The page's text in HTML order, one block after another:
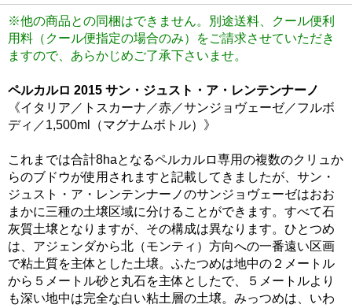
※他の商品との同梱はできません。別途送料、クール便利
用料（クール便指定の場合のみ）をご請求させていただき
ますので、あらかじめご了承下さいませ。
ペルカルロ 2015 サン・ジュスト・ア・レンテンナーノ
《イタリア／トスカーナ／赤／サンジョヴェーゼ／フルボ
ディ／1,500ml（マグナムボトル）》
これまでは合計8haとなるペルカルロ専用の複数のクリュか
らのブドウが使用されますと記載してきましたが、サン・
ジュスト・ア・レンテンナーノのサンジョヴェーゼはおお
まかに三種の土壌区域に分けることができます。すべて石
灰質土壌となりますが、その構成は異なります。ひとつめ
は、アジェンダから北（モンティ）方向への一番遠い区画
で粘土質を主体とした土壌。ふたつめは地中の２メートル
から５メートル砂と丸石を主体としたで、５メートルより
も深い地中は完全な白い粘土層の土壌。みっつめは、いわ